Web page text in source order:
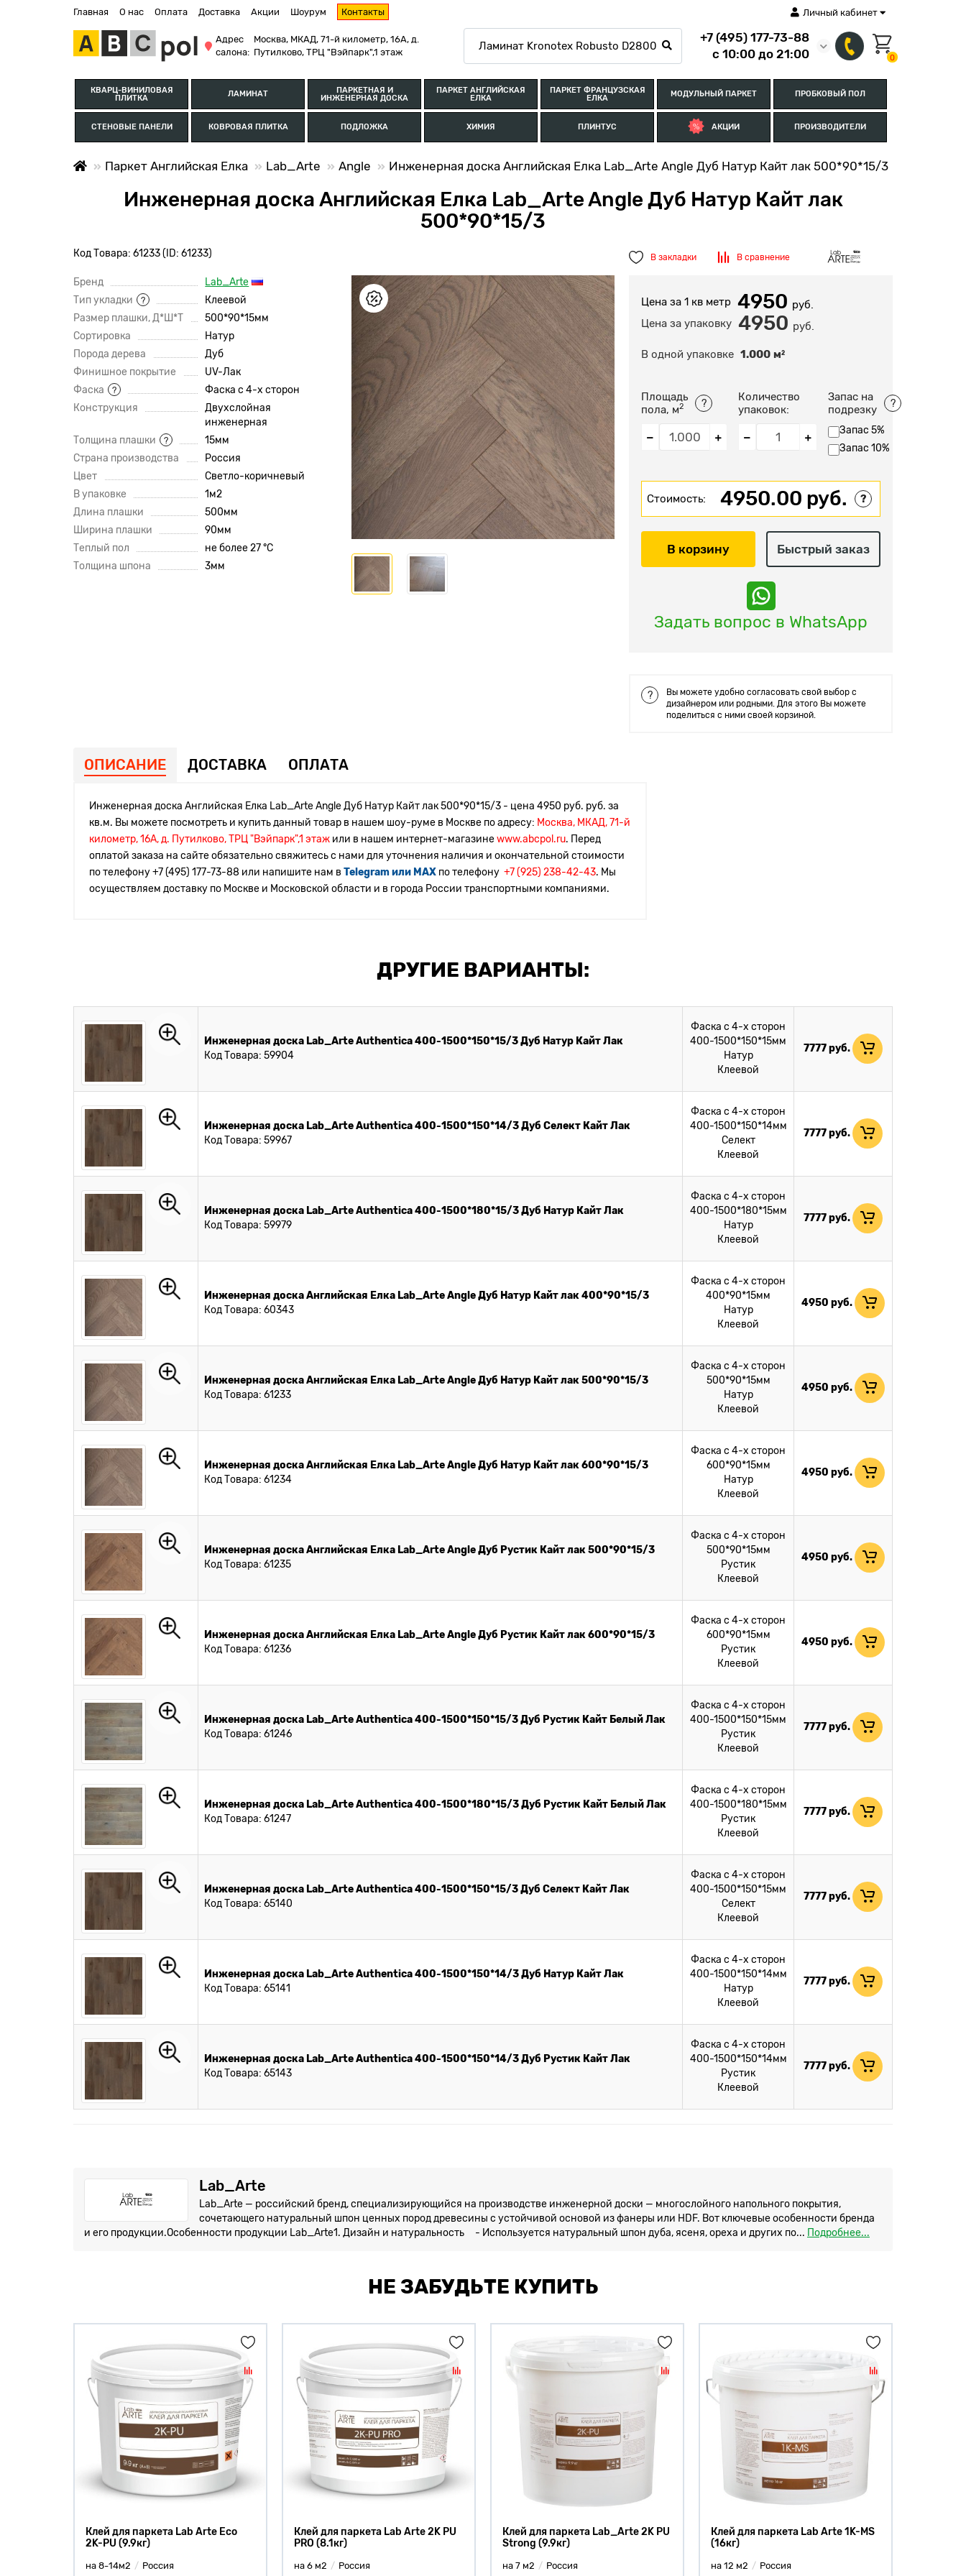
Личный кабинет
Главная О нас Оплата Доставка Акции Шоурум Контакты
Адрес
салона:
Москва, МКАД, 71-й километр, 16А, д.
Путилково, ТРЦ "Вэйпарк",1 этаж
+7 (495) 177-73-88
с 10:00 до 21:00
0
КВАРЦ-ВИНИЛОВАЯ
ПЛИТКА
ЛАМИНАТ
ПАРКЕТНАЯ И
ИНЖЕНЕРНАЯ ДОСКА
ПАРКЕТ АНГЛИЙСКАЯ
ЕЛКА
ПАРКЕТ ФРАНЦУЗСКАЯ
ЕЛКА
МОДУЛЬНЫЙ ПАРКЕТ ПРОБКОВЫЙ ПОЛ
СТЕНОВЫЕ ПАНЕЛИ КОВРОВАЯ ПЛИТКА ПОДЛОЖКА ХИМИЯ ПЛИНТУС АКЦИИ ПРОИЗВОДИТЕЛИ
Паркет Английская Елка Lab_Arte Angle Инженерная доска Английская Елка Lab_Arte Angle Дуб Натур Кайт лак 500*90*15/3
Инженерная доска Английская Елка Lab_Arte Angle Дуб Натур Кайт лак
500*90*15/3
Код Товара: 61233 (ID: 61233)
Бренд
Lab_Arte
Тип укладки
?
Клеевой
Размер плашки, Д*Ш*Т
500*90*15мм
Сортировка
Натур
Порода дерева
Дуб
Финишное покрытие
UV-Лак
Фаска
?
Фаска с 4-х сторон
Конструкция
Двухслойная
инженерная
Толщина плашки
?
15мм
Страна производства
Россия
Цвет
Светло-коричневый
В упаковке
1м2
Длина плашки
500мм
Ширина плашки
90мм
Теплый пол
не более 27 °C
Толщина шпона
3мм
В закладки В сравнение
Цена за 1 кв метр 4950 руб.
Цена за упаковку 4950 руб.
В одной упаковке 1.000 м2
Площадь
пола, м2 ?
Количество
упаковок:
Запас на
подрезку
?
Запас 5%
Запас 10%
Стоимость: 4950.00 руб. ?
В корзину Быстрый заказ
Задать вопрос в WhatsApp
?
Вы можете удобно согласовать свой выбор с
дизайнером или родными. Для этого Вы можете
поделиться с ними своей корзиной.
ОПИСАНИЕ ДОСТАВКА ОПЛАТА
Инженерная доска Английская Елка Lab_Arte Angle Дуб Натур Кайт лак 500*90*15/3 - цена 4950 руб. руб. за
кв.м. Вы можете посмотреть и купить данный товар в нашем шоу-руме в Москве по адресу: Москва, МКАД, 71-й
километр, 16А, д. Путилково, ТРЦ "Вэйпарк",1 этаж или в нашем интернет-магазинеwww.abcpol.ru. Перед
оплатой заказа на сайте обязательно свяжитесь с нами для уточнения наличия и окончательной стоимости
по телефону+7 (495) 177-73-88 или напишите нам в Telegram или MAX по телефону +7 (925) 238-42-43. Мы
осуществляем доставку по Москве и Московской области и в города России транспортными компаниями.
ДРУГИЕ ВАРИАНТЫ:
Инженерная доска Lab_Arte Authentica 400-1500*150*15/3 Дуб Натур Кайт Лак
Код Товара: 59904
Фаска с 4-х сторон
400-1500*150*15мм
Натур
Клеевой
7777руб.
Инженерная доска Lab_Arte Authentica 400-1500*150*14/3 Дуб Селект Кайт Лак
Код Товара: 59967
Фаска с 4-х сторон
400-1500*150*14мм
Селект
Клеевой
7777руб.
Инженерная доска Lab_Arte Authentica 400-1500*180*15/3 Дуб Натур Кайт Лак
Код Товара: 59979
Фаска с 4-х сторон
400-1500*180*15мм
Натур
Клеевой
7777руб.
Инженерная доска Английская Елка Lab_Arte Angle Дуб Натур Кайт лак 400*90*15/3
Код Товара: 60343
Фаска с 4-х сторон
400*90*15мм
Натур
Клеевой
4950 руб.
Инженерная доска Английская Елка Lab_Arte Angle Дуб Натур Кайт лак 500*90*15/3
Код Товара: 61233
Фаска с 4-х сторон
500*90*15мм
Натур
Клеевой
4950 руб.
Инженерная доска Английская Елка Lab_Arte Angle Дуб Натур Кайт лак 600*90*15/3
Код Товара: 61234
Фаска с 4-х сторон
600*90*15мм
Натур
Клеевой
4950 руб.
Инженерная доска Английская Елка Lab_Arte Angle Дуб Рустик Кайт лак 500*90*15/3
Код Товара: 61235
Фаска с 4-х сторон
500*90*15мм
Рустик
Клеевой
4950 руб.
Инженерная доска Английская Елка Lab_Arte Angle Дуб Рустик Кайт лак 600*90*15/3
Код Товара: 61236
Фаска с 4-х сторон
600*90*15мм
Рустик
Клеевой
4950 руб.
Инженерная доска Lab_Arte Authentica 400-1500*150*15/3 Дуб Рустик Кайт Белый Лак
Код Товара: 61246
Фаска с 4-х сторон
400-1500*150*15мм
Рустик
Клеевой
7777руб.
Инженерная доска Lab_Arte Authentica 400-1500*180*15/3 Дуб Рустик Кайт Белый Лак
Код Товара: 61247
Фаска с 4-х сторон
400-1500*180*15мм
Рустик
Клеевой
7777руб.
Инженерная доска Lab_Arte Authentica 400-1500*150*15/3 Дуб Селект Кайт Лак
Код Товара: 65140
Фаска с 4-х сторон
400-1500*150*15мм
Селект
Клеевой
7777руб.
Инженерная доска Lab_Arte Authentica 400-1500*150*14/3 Дуб Натур Кайт Лак
Код Товара: 65141
Фаска с 4-х сторон
400-1500*150*14мм
Натур
Клеевой
7777руб.
Инженерная доска Lab_Arte Authentica 400-1500*150*14/3 Дуб Рустик Кайт Лак
Код Товара: 65143
Фаска с 4-х сторон
400-1500*150*14мм
Рустик
Клеевой
7777руб.
Lab_Arte
Lab_Arte — российский бренд, специализирующийся на производстве инженерной доски — многослойного напольного покрытия,
сочетающего натуральный шпон ценных пород древесины с устойчивой основой из фанеры или HDF. Вот ключевые особенности бренда
и его продукции.Особенности продукции Lab_Arte1. Дизайн и натуральность - Используется натуральный шпон дуба, ясеня, ореха и других по... Подробнее...
НЕ ЗАБУДЬТЕ КУПИТЬ
Клей для паркета Lab Arte Eco
2K-PU (9.9кг)
на 8-14м2 Россия
Клей для паркета Lab Arte 2K PU
PRO (8.1кг)
на 6 м2 Россия
Клей для паркета Lab_Arte 2K PU
Strong (9.9кг)
на 7 м2 Россия
Клей для паркета Lab Arte 1K-MS
(16кг)
на 12 м2 Россия